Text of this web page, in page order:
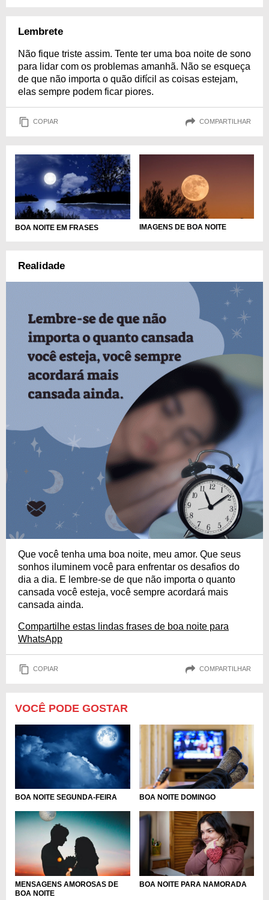
Lembrete
Não fique triste assim. Tente ter uma boa noite de sono
para lidar com os problemas amanhã. Não se esqueça
de que não importa o quão difícil as coisas estejam,
elas sempre podem ficar piores.
COPIAR COMPARTILHAR
BOA NOITE EM FRASES IMAGENS DE BOA NOITE
Realidade
Que você tenha uma boa noite, meu amor. Que seus
sonhos iluminem você para enfrentar os desafios do
dia a dia. E lembre-se de que não importa o quanto
cansada você esteja, você sempre acordará mais
cansada ainda.
Compartilhe estas lindas frases de boa noite para
WhatsApp
COPIAR COMPARTILHAR
VOCÊ PODE GOSTAR
BOA NOITE SEGUNDA-FEIRA BOA NOITE DOMINGO
MENSAGENS AMOROSAS DE
BOA NOITE
BOA NOITE PARA NAMORADA